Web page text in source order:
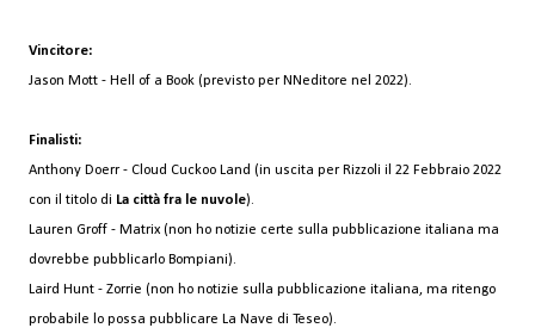
Vincitore:
Jason Mott - Hell of a Book (previsto per NNeditore nel 2022).
Finalisti:
Anthony Doerr - Cloud Cuckoo Land (in uscita per Rizzoli il 22 Febbraio 2022
con il titolo di La città fra le nuvole).
Lauren Groff - Matrix (non ho notizie certe sulla pubblicazione italiana ma
dovrebbe pubblicarlo Bompiani).
Laird Hunt - Zorrie (non ho notizie sulla pubblicazione italiana, ma ritengo
probabile lo possa pubblicare La Nave di Teseo).